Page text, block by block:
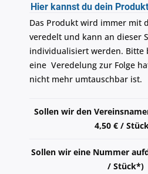
Hier kannst du dein
Das Produkt wird immer mit
veredelt und kann an dieser
individualisiert werden. Bitte
eine Veredelung zur Folge
nicht mehr umtauschbar ist.
Sollen wir den
4,50 € /
Sollen wir eine Nummer
/ Stück*)